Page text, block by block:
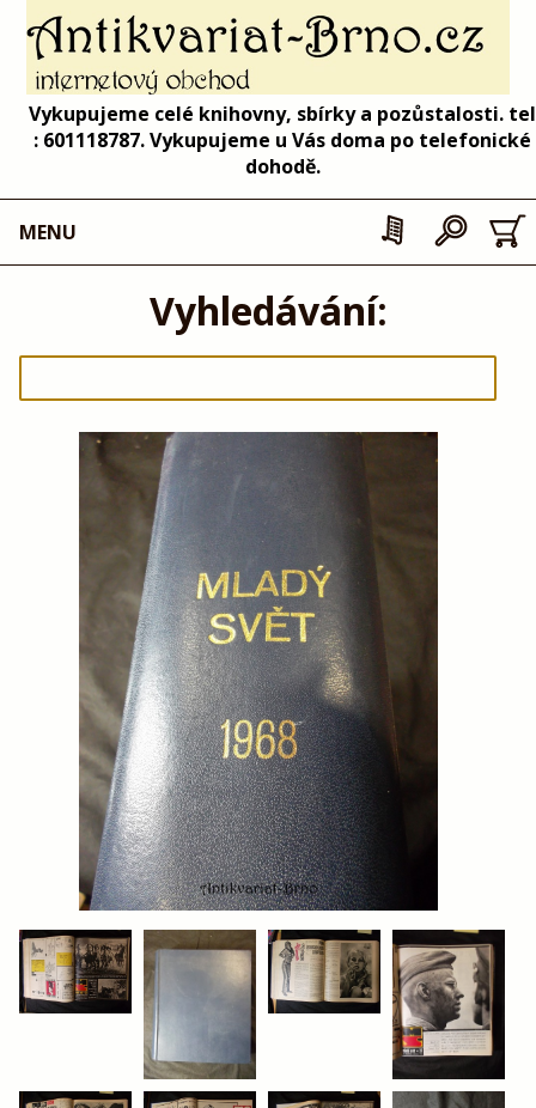
Vykupujeme celé knihovny, sbírky a pozůstalosti. tel
: 601118787. Vykupujeme u Vás doma po telefonické
dohodě.
MENU
Vyhledávání: